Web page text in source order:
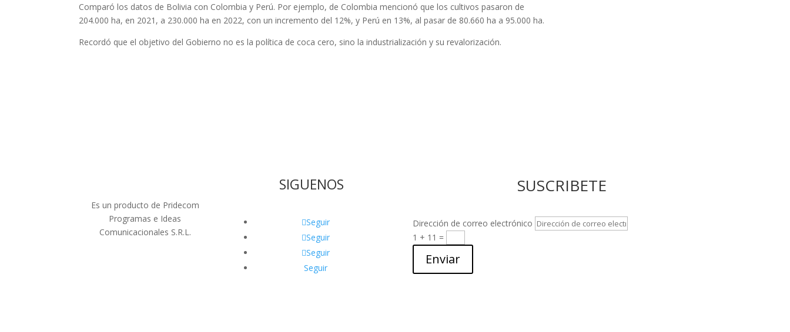
Comparó los datos de Bolivia con Colombia y Perú. Por ejemplo, de Colombia mencionó que los cultivos pasaron de
204.000 ha, en 2021, a 230.000 ha en 2022, con un incremento del 12%, y Perú en 13%, al pasar de 80.660 ha a 95.000 ha.
Recordó que el objetivo del Gobierno no es la política de coca cero, sino la industrialización y su revalorización.
Es un producto de Pridecom
Programas e Ideas
Comunicacionales S.R.L.
SIGUENOS
Seguir
Seguir
Seguir
Seguir
SUSCRIBETE
Dirección de correo electrónico
1 + 11 =
Enviar